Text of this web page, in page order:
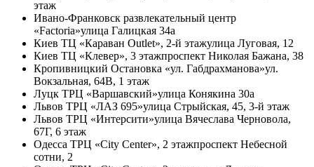
этаж
Ивано-Франковск развлекательный центр
«Factoria»улица Галицкая 34а
Киев ТЦ «Караван Outlet», 2-й этажулица Луговая, 12
Киев ТЦ «Клевер», 3 этажпроспект Николая Бажана, 38
Кропивницкий Остановка «ул. Габдрахманова»ул.
Вокзальная, 64В, 1 этаж
Луцк ТРЦ «Варшавский»улица Конякина 30а
Львов ТРЦ «ЛАЗ 695»улица Стрыйская, 45, 3-й этаж
Львов ТРЦ «Интерсити»улица Вячеслава Черновола,
67Г, 6 этаж
Одесса ТРЦ «City Center», 2 этажпроспект Небесной
сотни, 2